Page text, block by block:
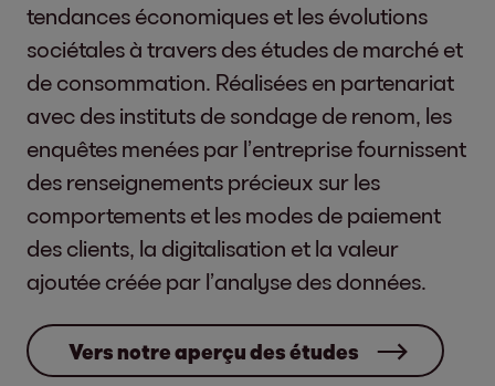
tendances économiques et les évolutions
sociétales à travers des études de marché et
de consommation. Réalisées en partenariat
avec des instituts de sondage de renom, les
enquêtes menées par l’entreprise fournissent
des renseignements précieux sur les
comportements et les modes de paiement
des clients, la digitalisation et la valeur
ajoutée créée par l’analyse des données.
Vers notre aperçu des études